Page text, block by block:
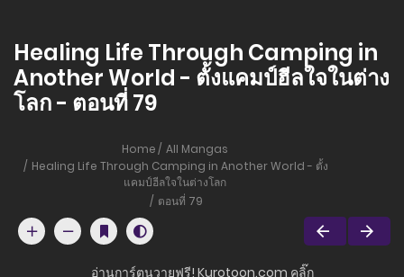
Healing Life Through Camping in
Another World - ตั้งแคมป์ฮีลใจในต่าง
โลก - ตอนที่ 79
Home
All Mangas
Healing Life Through Camping in Another World - ตั้ง
แคมป์ฮีลใจในต่างโลก
ตอนที่ 79
อ่านการ์ตูนวายฟรี! Kurotoon.com คลิ๊ก